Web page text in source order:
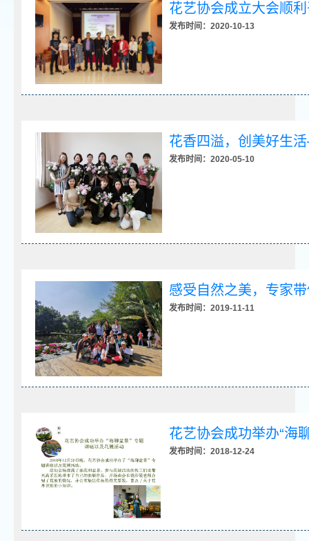
花艺协会成立大会顺
发布时间：2020-10-13
花香四溢，创美好生
发布时间：2020-05-10
感受自然之美，专家
发布时间：2019-11-11
花艺协会成功举办“海
发布时间：2018-12-24